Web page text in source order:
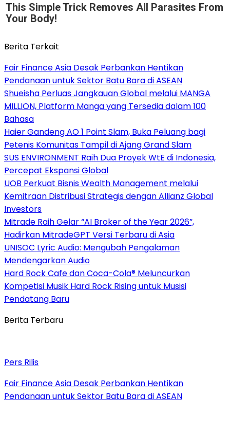
This Simple Trick Removes All Parasites From
Your Body!
Berita Terkait
Fair Finance Asia Desak Perbankan Hentikan
Pendanaan untuk Sektor Batu Bara di ASEAN
Shueisha Perluas Jangkauan Global melalui MANGA
MILLION, Platform Manga yang Tersedia dalam 100
Bahasa
Haier Gandeng AO 1 Point Slam, Buka Peluang bagi
Petenis Komunitas Tampil di Ajang Grand Slam
SUS ENVIRONMENT Raih Dua Proyek WtE di Indonesia,
Percepat Ekspansi Global
UOB Perkuat Bisnis Wealth Management melalui
Kemitraan Distribusi Strategis dengan Allianz Global
Investors
Mitrade Raih Gelar “AI Broker of the Year 2026”,
Hadirkan MitradeGPT Versi Terbaru di Asia
UNISOC Lyric Audio: Mengubah Pengalaman
Mendengarkan Audio
Hard Rock Cafe dan Coca-Cola® Meluncurkan
Kompetisi Musik Hard Rock Rising untuk Musisi
Pendatang Baru
Berita Terbaru
Pers Rilis
Fair Finance Asia Desak Perbankan Hentikan
Pendanaan untuk Sektor Batu Bara di ASEAN